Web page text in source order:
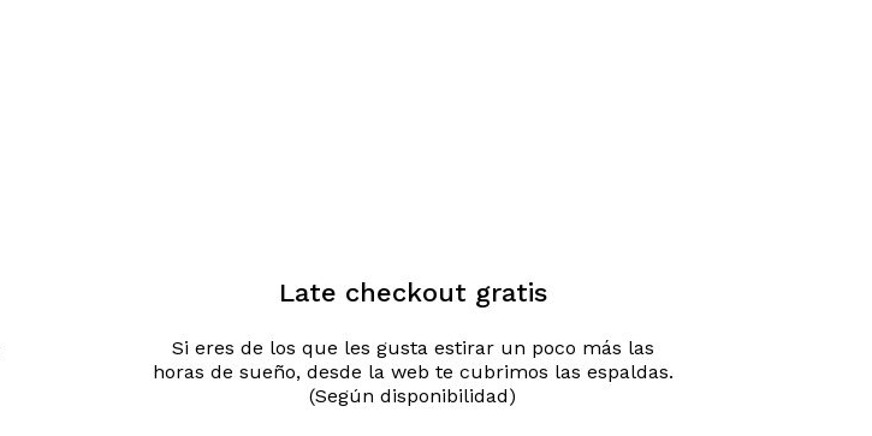
Late checkout gratis
Si eres de los que les gusta estirar un poco más las
horas de sueño, desde la web te cubrimos las espaldas.
(Según disponibilidad)